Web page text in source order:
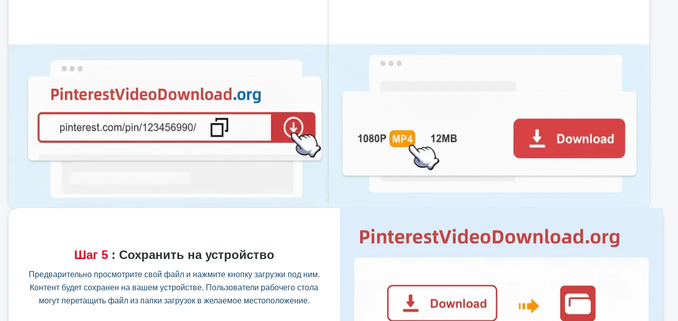
Шаг 5 : Сохранить на устройство
Предварительно просмотрите свой файл и нажмите кнопку загрузки под ним.
Контент будет сохранен на вашем устройстве. Пользователи рабочего стола
могут перетащить файл из папки загрузок в желаемое местоположение.